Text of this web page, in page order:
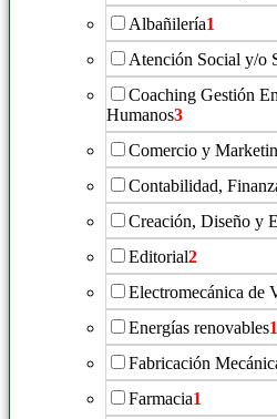
Albañilería1
Atención Social y/o
Coaching Gestión
Humanos3
Comercio y
Contabilidad,
Creación, Diseño y
Editorial2
Electromecánica de
Energías renovables1
Fabricación
Farmacia1